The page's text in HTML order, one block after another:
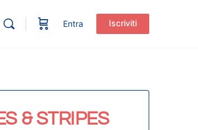
Entra Iscriviti
& STRIPES